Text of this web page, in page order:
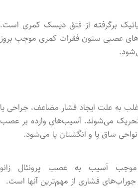
برگرفتـه از فتق دیسک کمری است.
عصبی ستون فقرات کمری موجب بروز
به علت ایجاد فشار مضاعف، جراحی یا
می‌شوند. آسیب‌های وارده بر عصب
ساق پا و انگشتان پا می‌شود.
آسیب به عصب پرونئال زانو
فشاری از مهم‌ترین آنها است.